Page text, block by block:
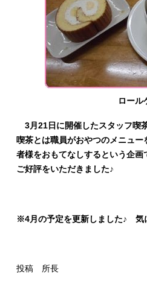
ロールケーキにコ
3月21日に開催したスタッフ喫
喫茶とは職員がおやつのメニュー
者様をおもてなしするという企
ご好評をいただきました♪
※4月の予定を更新しました♪ 気
投稿 所長